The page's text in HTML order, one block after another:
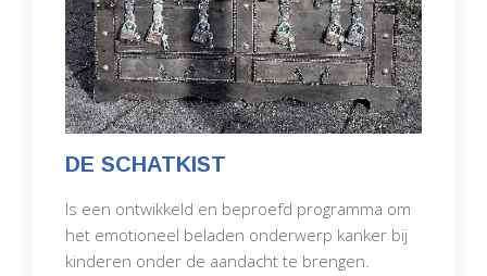
DE SCHATKIST
Is een ontwikkeld en beproefd programma om
het emotioneel beladen onderwerp kanker bij
kinderen onder de aandacht te brengen.